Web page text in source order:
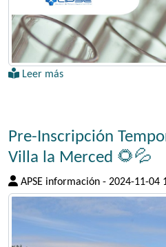
Leer más
Pre-Inscripción
Villa la Merced 🌻💦
APSE información - 2024-11-04